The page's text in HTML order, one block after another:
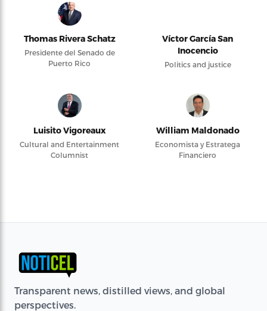
Thomas Rivera Schatz
Presidente del Senado de
Puerto Rico
Víctor García San
Inocencio
Politics and justice
Luisito Vigoreaux
Cultural and Entertainment
Columnist
William Maldonado
Economista y Estratega
Financiero
Transparent news, distilled views, and global
perspectives.